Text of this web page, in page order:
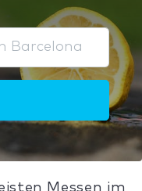
Messen im